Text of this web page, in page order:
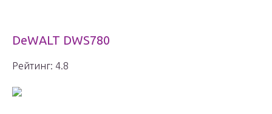
DeWALT DWS780
Рейтинг: 4.8